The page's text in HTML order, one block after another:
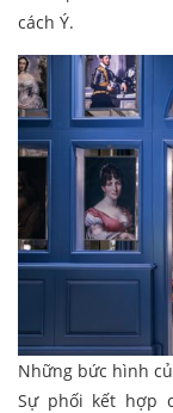
cách Ý.
Những bức hình
Sự phối kết hợp